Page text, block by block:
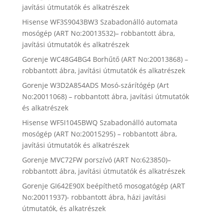
javítási útmutatók és alkatrészek
Hisense WF3S9043BW3 Szabadonálló automata
mosógép (ART No:20013532)– robbantott ábra,
javítási útmutatók és alkatrészek
Gorenje WC48G4BG4 Borhűtő (ART No:20013868) –
robbantott ábra, javítási útmutatók és alkatrészek
Gorenje W3D2A854ADS Mosó-szárítógép (Art
No:20011068) – robbantott ábra, javítási útmutatók
és alkatrészek
Hisense WF5I1045BWQ Szabadonálló automata
mosógép (ART No:20015295) – robbantott ábra,
javítási útmutatók és alkatrészek
Gorenje MVC72FW porszívó (ART No:623850)–
robbantott ábra, javítási útmutatók és alkatrészek
Gorenje GI642E90X beépíthető mosogatógép (ART
No:20011937)- robbantott ábra, házi javítási
útmutatók, és alkatrészek